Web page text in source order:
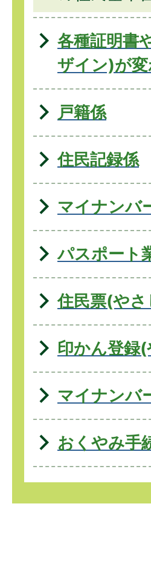
各種証明書
ザイン)が
戸籍係
住民記録係
マイナンバ
パスポート
住民票(や
印かん登録
マイナンバ
おくやみ手